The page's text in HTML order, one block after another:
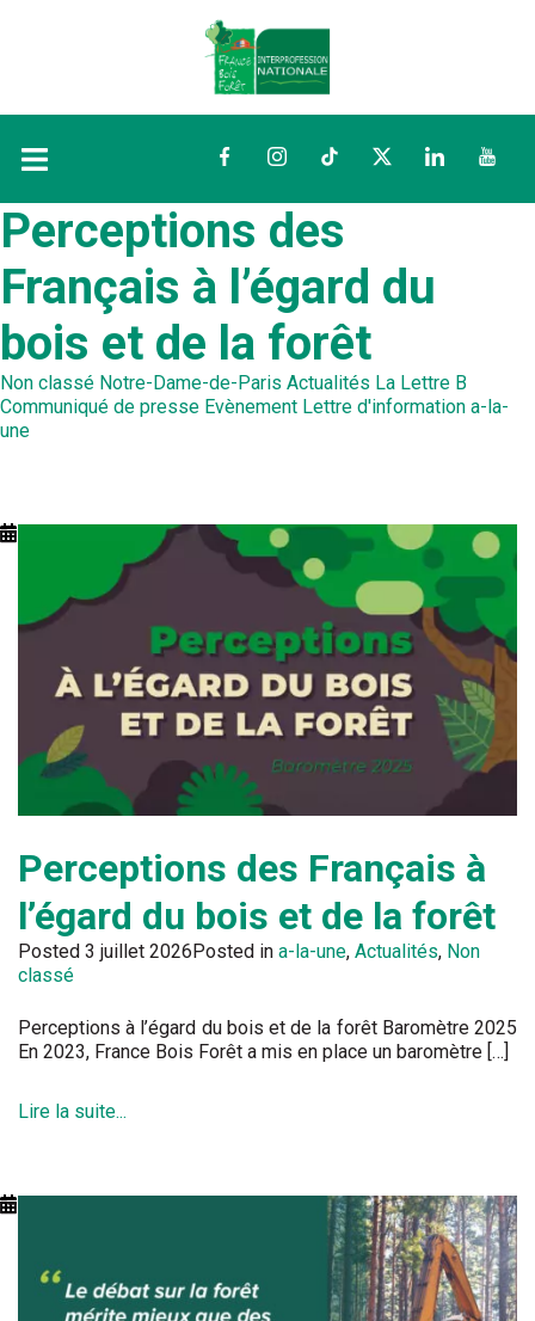
FacebookInstagramTikTokTwitterLinkedIn
Perceptions des
Français à l’égard du
bois et de la forêt
Non classé Notre-Dame-de-Paris Actualités La Lettre B
Communiqué de presse Evènement Lettre d'information a-la-
une
Perceptions des Français à
l’égard du bois et de la forêt
Posted 3 juillet 2026Posted in a-la-une, Actualités, Non
classé
Perceptions à l’égard du bois et de la forêt Baromètre 2025
En 2023, France Bois Forêt a mis en place un baromètre […]
Lire la suite...